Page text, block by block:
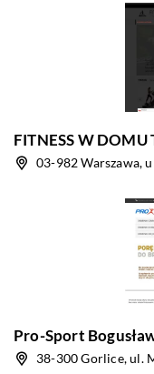
FITNESS W DOMU
03-982 Warszawa,
Pro-Sport
38-300 Gorlice, ul.